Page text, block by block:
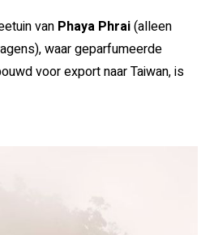
van Phaya Phrai(alleen
waar geparfumeerde
voor export naar Taiwan, is